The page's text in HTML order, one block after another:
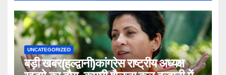
UNCATEGORIZED
बड़ी खबर(हल्द्वानी)कांग्रेस राष्ट्रीय अध्यक्ष